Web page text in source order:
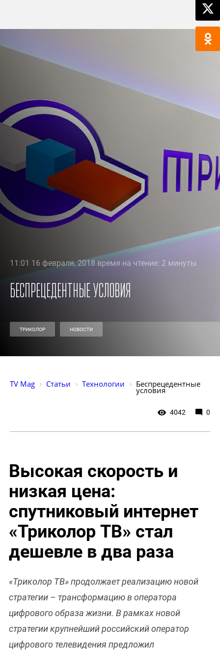
11:01 16 февраля, 2018 время на чтение: 2 минуты
Беспрецедентные условия
ТРИКОЛОР НОВОСТИ
TV Mag Статьи Технологии Беспрецедентные
условия
4042 0
Высокая скорость и
низкая цена:
спутниковый интернет
«Триколор ТВ» стал
дешевле в два раза
«Триколор ТВ» продолжает реализацию новой
стратегии – трансформацию в оператора
цифрового образа жизни. В рамках новой
стратегии крупнейший российский оператор
цифрового телевидения предложил